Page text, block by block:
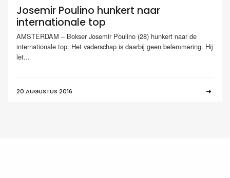
Josemir Poulino hunkert naar
internationale top
AMSTERDAM – Bokser Josemir Poulino (28) hunkert naar de
internationale top. Het vaderschap is daarbij geen belemmering. Hij
let...
20 AUGUSTUS 2016